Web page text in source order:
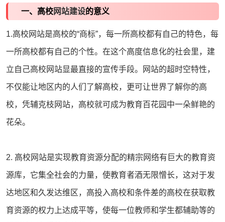
一、高校网站建设的意义
1.高校网站是高校的“商标”，每一所高校都有自己的特色，每
一所高校都有自己的个性。在这个高度信息化的社会里，建
立自己高校网站显最直接的宣传手段。网站的超时空特性，
不仅能让地区内的人们了解高校，更可让世界了解你的高
校，凭辅克枝网站，高校就可成为教育百花园中一朵鲜艳的
花朵。
2. 高校网站是实现教育资源分配的精宗网络有巨大的教育资
源库，它集全社会的力量，使教育者酒无限憎长，这对于发
达地区和久发达维区，高投入高校和条件差的高校在获取教
育资源的权力上达成平等，使每一位教师和学生都辅助等的